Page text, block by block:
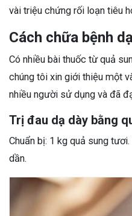
vài triệu chứng rối loạn tiêu
Cách chữa bệnh
Có nhiều bài thuốc từ quả
chúng tôi xin giới thiệu một
nhiều người sử dụng và đã
Trị đau dạ dày bằng
Chuẩn bị: 1 kg quả sung
dần.